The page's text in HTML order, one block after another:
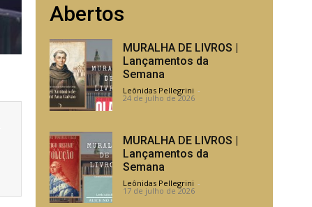
Abertos
MURALHA DE LIVROS |
Lançamentos da
Semana
Leônidas Pellegrini -
24 de julho de 2026
MURALHA DE LIVROS |
Lançamentos da
Semana
Leônidas Pellegrini -
17 de julho de 2026